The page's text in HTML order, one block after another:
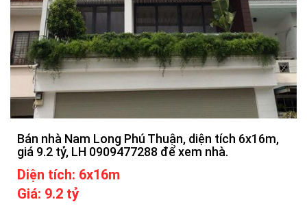
Bán nhà Nam Long Phú Thuận, diện tích 6x16m,
giá 9.2 tỷ, LH 0909477288 để xem nhà.
Diện tích: 6x16m
Giá: 9.2 tỷ